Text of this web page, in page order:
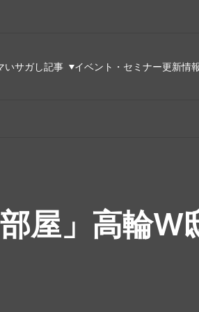
いサガし記事 イベント・セミナー更新情
部屋」高輪